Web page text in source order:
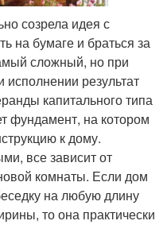
созрела идея с
на бумаге и браться за
сложный, но при
результат
капитального типа
фундамент, на котором
к дому.
все зависит от
комнаты. Если дом
на любую длину
то она практически